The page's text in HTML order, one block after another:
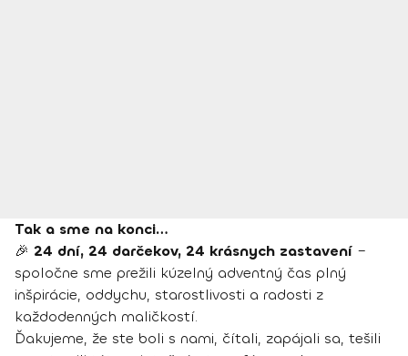
Tak a sme na konci…
🎉 24 dní, 24 darčekov, 24 krásnych zastavení –
spoločne sme prežili kúzelný adventný čas plný
inšpirácie, oddychu, starostlivosti a radosti z
každodenných maličkostí.
Ďakujeme, že ste boli s nami, čítali, zapájali sa, tešili